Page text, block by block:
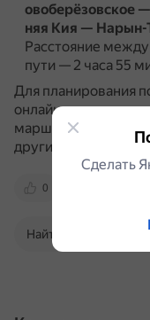
овоберёзовское
няя Кия — Нарын-
Расстояние
пути — 2 часа 55
Для планирования
онлайн-сервисы,
маршрут и
другие параметры.
0
Найти в Поиске
Сделать